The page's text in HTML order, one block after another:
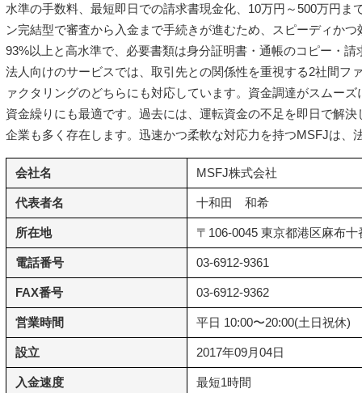
水準の手数料、最短即日での請求書現金化、10万円～500万円
ン完結型で審査から入金まで手続きが進むため、スピーディか
93%以上と高水準で、必要書類は身分証明書・通帳のコピー・請
法人向けのサービスでは、取引先との関係性を重視する2社間フ
ァクタリングのどちらにも対応しています。資金調達がスムー
資金繰りにも最適です。過去には、運転資金の不足を即日で解
企業も多く存在します。迅速かつ柔軟な対応力を持つMSFJは、
会社名 MSFJ株式会社
代表者名 十和田 和希
所在地 〒106-0045 東京都港区麻布
電話番号 03-6912-9361
FAX番号 03-6912-9362
営業時間 平日 10:00〜20:00(土日祝休)
設立 2017年09月04日
入金速度 最短1時間